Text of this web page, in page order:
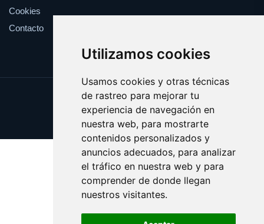
Utilizamos cookies
Usamos cookies y otras técnicas
de rastreo para mejorar tu
experiencia de navegación en
nuestra web, para mostrarte
contenidos personalizados y
anuncios adecuados, para analizar
el tráfico en nuestra web y para
comprender de donde llegan
nuestros visitantes.
Cookies
Contacto
Update cookies preferences
Copyright © 2025 epidemia.org